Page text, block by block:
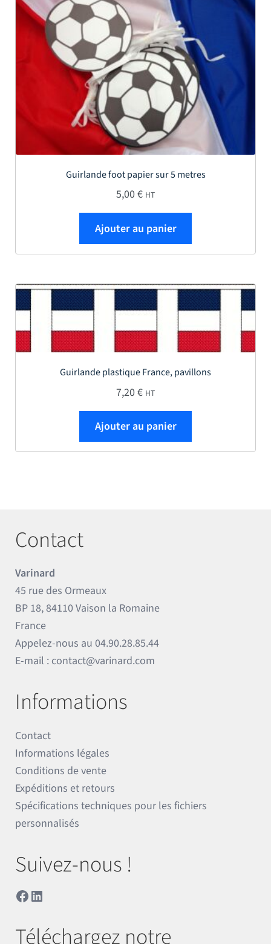
Guirlande foot papier sur 5 metres
5,00€ HT
Ajouter au panier
Guirlande plastique France, pavillons
7,20€ HT
Ajouter au panier
Contact
Varinard
45 rue des Ormeaux
BP 18, 84110 Vaison la Romaine
France
Appelez-nous au04.90.28.85.44
E-mail : contact@varinard.com
Informations
Contact
Informations légales
Conditions de vente
Expéditions et retours
Spécifications techniques pour les fichiers
personnalisés
Suivez-nous !
Facebook
LinkedIn
Téléchargez notre